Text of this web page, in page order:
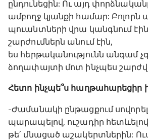
ընդունեցին: Ու այդ
ամբողջ կյանքի համար: Բոլորն
պուանտների վրա կանգնում էին,
շարժումներն անում էին,
ես հերթականությունն անգամ
ձողափայտի մոտ ինչպես
Հետո ինչպե՞ս հաղթահարեցիր
-Ժամանակի ընթացքում
պարապելով, ուշադիր հետևելով
թե՛ մնացած աշակերտներին: